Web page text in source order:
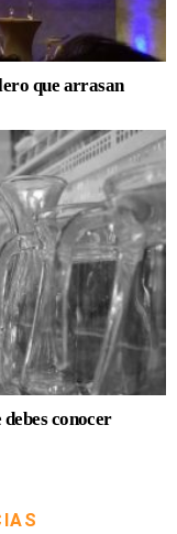
que arrasan
conocer